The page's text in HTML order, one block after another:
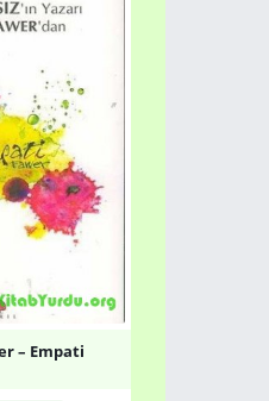
– Empati